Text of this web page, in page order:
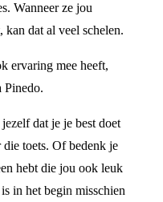
Wanneer ze jou
dat al veel schelen.
ervaring mee heeft,
Pinedo.
dat je je best doet
toets. Of bedenk je
hebt die jou ook leuk
in het begin misschien